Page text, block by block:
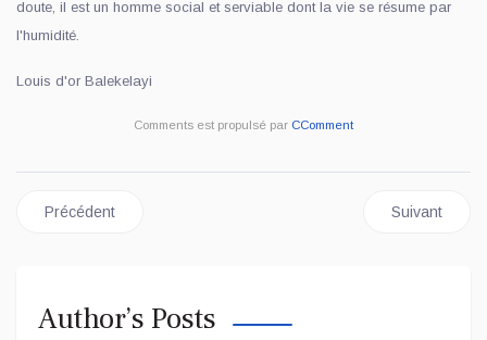
doute, il est un homme social et serviable dont la vie se résume par
l'humidité.
Louis d'or Balekelayi
Comments est propulsé par CComment
Article précédent : 𝐉𝐔𝐒𝐓𝐈𝐂𝐄 | RDC : MOKOLO NKOKESHA A
Précédent Article
Suivant
Author’s Posts